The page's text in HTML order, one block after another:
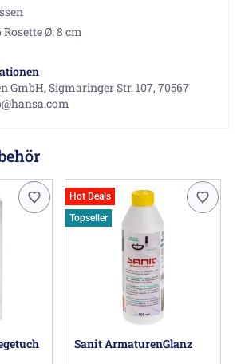
Ø: 8 cm
GmbH, Sigmaringer Str. 107, 70567
Hot Deals
Topseller
Sanit ArmaturenGlanz